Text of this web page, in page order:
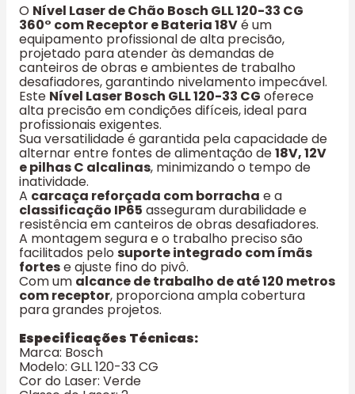
O Nível Laser de Chão Bosch GLL 120-33 CG
360° com Receptor e Bateria 18Vé um
equipamento profissional de alta precisão,
projetado para atender às demandas de
canteiros de obras e ambientes de trabalho
desafiadores, garantindo nivelamento impecável.
Este Nível Laser Bosch GLL 120-33 CG oferece
alta precisão em condições difíceis, ideal para
profissionais exigentes.
Sua versatilidade é garantida pela capacidade de
alternar entre fontes de alimentação de18V, 12V
e pilhas C alcalinas, minimizando o tempo de
inatividade.
A carcaça reforçada com borracha e a
classificação IP65 asseguram durabilidade e
resistência em canteiros de obras desafiadores.
A montagem segura e o trabalho preciso são
facilitados pelo suporte integrado com ímãs
fortese ajuste fino do pivô.
Com um alcance de trabalho de até 120 metros
com receptor, proporciona ampla cobertura
para grandes projetos.
Especificações Técnicas:
Marca: Bosch
Modelo: GLL 120-33 CG
Cor do Laser: Verde